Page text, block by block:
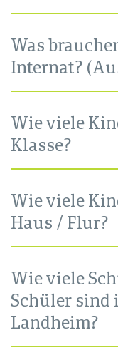
Was
Internat?
Wie viele
Klasse?
Wie viele
Haus / Flur?
Wie viele
Schüler sind
Landheim?